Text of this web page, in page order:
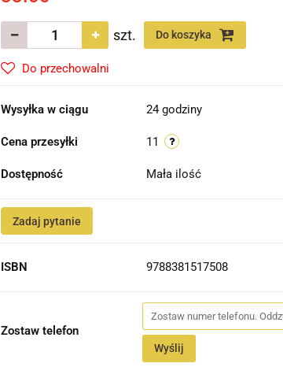
szt. Do koszyka
Do przechowalni
Wysyłka w ciągu 24 godziny
Cena przesyłki 11
Dostępność Mała ilość
Zadaj pytanie
ISBN 9788381517508
Zostaw telefon
Wyślij